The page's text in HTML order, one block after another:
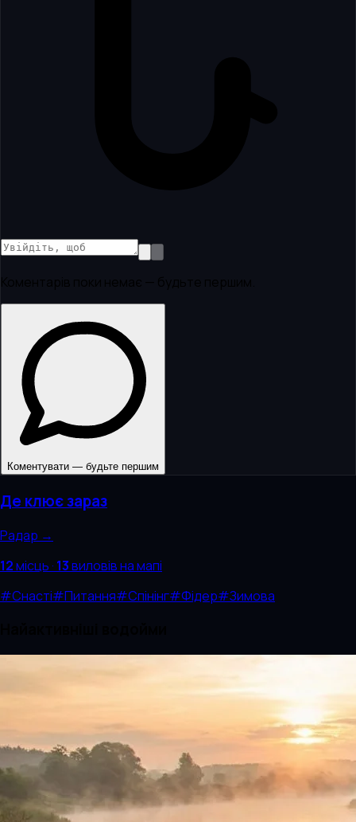
Коментувати — будьте першим
Де клює зараз
Радар →
12місць · 13виловівна мапі
#Снасті#Питання#Спінінг#Фідер#Зимова